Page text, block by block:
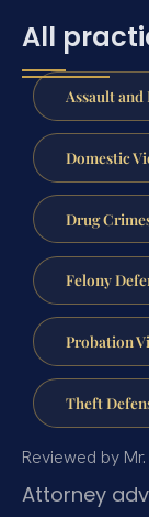
All
Assault
Domestic
Drug
Felony
Probation
Theft
Reviewed by
Attorney